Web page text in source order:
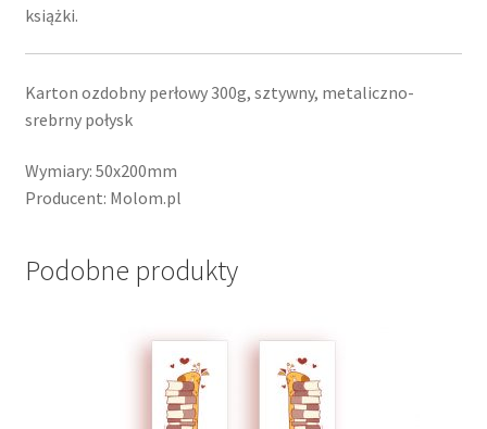
książki.
Karton ozdobny perłowy 300g, sztywny, metaliczno-
srebrny połysk
Wymiary: 50x200mm
Producent: Molom.pl
Podobne produkty